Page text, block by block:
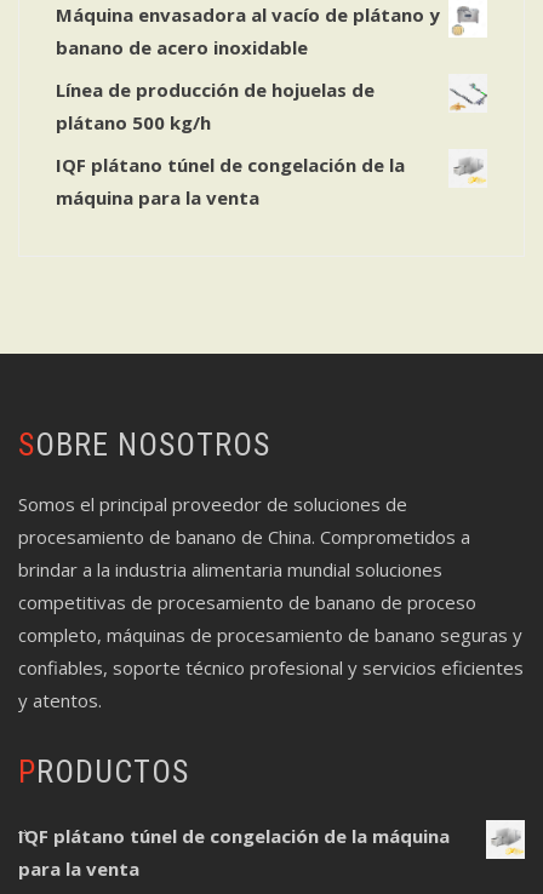
Máquina envasadora al vacío de plátano y
banano de acero inoxidable
Línea de producción de hojuelas de
plátano 500 kg/h
IQF plátano túnel de congelación de la
máquina para la venta
SOBRE NOSOTROS
Somos el principal proveedor de soluciones de
procesamiento de banano de China. Comprometidos a
brindar a la industria alimentaria mundial soluciones
competitivas de procesamiento de banano de proceso
completo, máquinas de procesamiento de banano seguras y
confiables, soporte técnico profesional y servicios eficientes
y atentos.
PRODUCTOS
IQF plátano túnel de congelación de la máquina
para la venta